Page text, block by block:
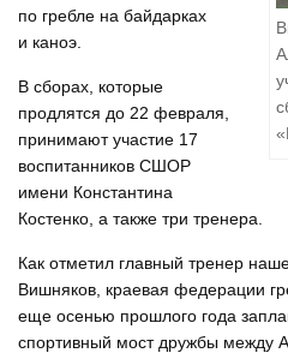
по гребле на байдарках
и каноэ.
В сборах, которые
продлятся до 22 февраля,
принимают участие 17
воспитанников СШОР
имени Константина
Костенко, а также три тренера.
Как отметил главный тренер
Вишняков, краевая федерации
еще осенью прошлого года
спортивный мост дружбы между